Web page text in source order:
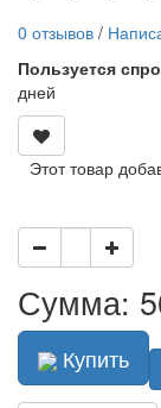
0 отзывов /
Пользуется
дней
Этот товар
Сумма:
Купить